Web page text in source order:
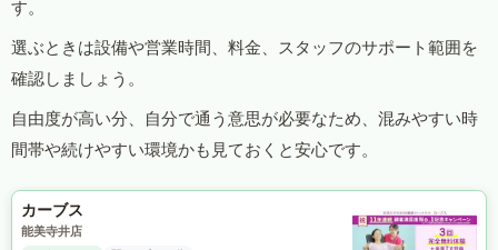
す。
選ぶときは設備や営業時間、料金、スタッフのサポート範囲を
確認しましょう。
自由度が高い分、自分で通う意思が必要なため、混みやすい時
間帯や続けやすい環境かも見ておくと安心です。
カーブス
能美寺井店